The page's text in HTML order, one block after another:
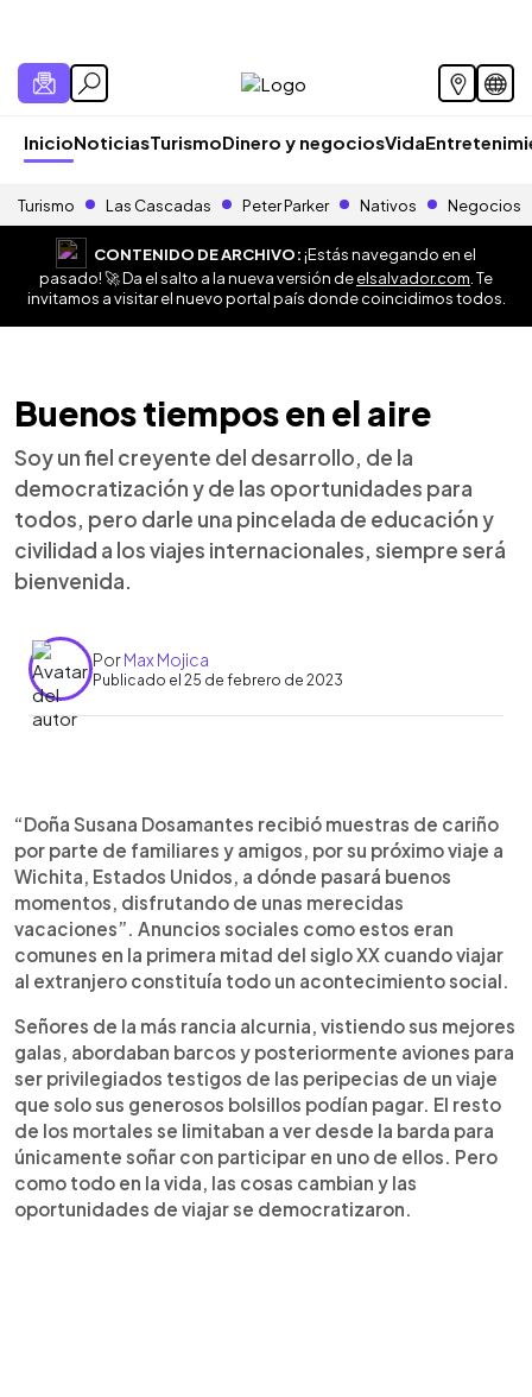
InicioNoticiasTurismoDinero y negociosVida
Turismo Las Cascadas Peter Parker Nativos Negocios
CONTENIDO DE ARCHIVO:¡Estás navegando en el
pasado! 🚀 Da el salto a la nueva versión deelsalvador.com . Te
invitamos a visitar el nuevo portal país donde coincidimos todos.
Buenos tiempos en el aire
Soy un fiel creyente del desarrollo, de la
democratización y de las oportunidades para
todos, pero darle una pincelada de educación y
civilidad a los viajes internacionales, siempre será
bienvenida.
PorMax Mojica
Publicado el 25 de febrero de 2023
► Escuchar artículo
“Doña Susana Dosamantes recibió muestras de cariño
por parte de familiares y amigos, por su próximo viaje a
Wichita, Estados Unidos, a dónde pasará buenos
momentos, disfrutando de unas merecidas
vacaciones”. Anuncios sociales como estos eran
comunes en la primera mitad del siglo XX cuando viajar
al extranjero constituía todo un acontecimiento social.
Señores de la más rancia alcurnia, vistiendo sus mejores
galas, abordaban barcos y posteriormente aviones para
ser privilegiados testigos de las peripecias de un viaje
que solo sus generosos bolsillos podían pagar. El resto
de los mortales se limitaban a ver desde la barda para
únicamente soñar con participar en uno de ellos. Pero
como todo en la vida, las cosas cambian y las
oportunidades de viajar se democratizaron.